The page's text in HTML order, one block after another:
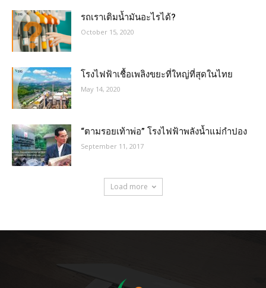
รถเราเติมน้ำมันอะไรได้?​
October 15, 2020
โรงไฟฟ้าเชื้อเพลิงขยะที่ใหญ่ที่สุดในไทย
May 14, 2020
“ตามรอยเท้าพ่อ” โรงไฟฟ้าพลังน้ำแม่กำปอง
September 11, 2017
Load more